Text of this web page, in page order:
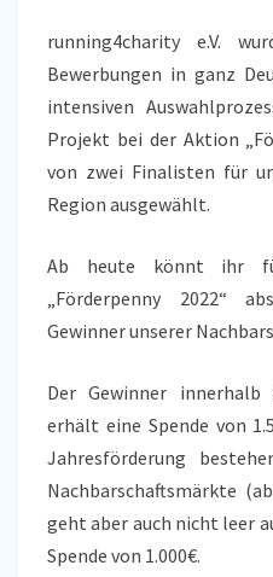
running4charity e.V.
Bewerbungen in ganz
intensiven
Projekt bei der Aktion
von zwei Finalisten für
Region ausgewählt.
Ab heute könnt ihr
„Förderpenny 2022“
Gewinner unserer
Der Gewinner innerhalb
erhält eine Spende von
Jahresförderung
Nachbarschaftsmärkte
geht aber auch nicht leer
Spende von 1.000€.